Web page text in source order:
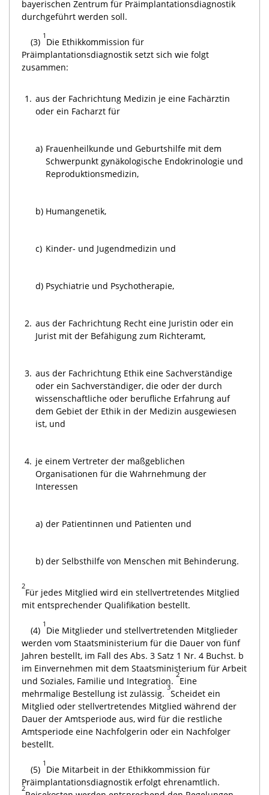
bayerischen Zentrum für Präimplantationsdiagnostik
durchgeführt werden soll.
(3)
1
Die Ethikkommission für
Präimplantationsdiagnostik setzt sich wie folgt
zusammen:
1. aus der Fachrichtung Medizin je eine Fachärztin
oder ein Facharzt für
a) Frauenheilkunde und Geburtshilfe mit dem
Schwerpunkt gynäkologische Endokrinologie und
Reproduktionsmedizin,
b) Humangenetik,
c) Kinder- und Jugendmedizin und
d) Psychiatrie und Psychotherapie,
2. aus der Fachrichtung Recht eine Juristin oder ein
Jurist mit der Befähigung zum Richteramt,
3. aus der Fachrichtung Ethik eine Sachverständige
oder ein Sachverständiger, die oder der durch
wissenschaftliche oder berufliche Erfahrung auf
dem Gebiet der Ethik in der Medizin ausgewiesen
ist, und
4. je einem Vertreter der maßgeblichen
Organisationen für die Wahrnehmung der
Interessen
a) der Patientinnen und Patienten und
b) der Selbsthilfe von Menschen mit Behinderung.
2
Für jedes Mitglied wird ein stellvertretendes Mitglied
mit entsprechender Qualifikation bestellt.
(4)
1
Die Mitglieder und stellvertretenden Mitglieder
werden vom Staatsministerium für die Dauer von fünf
Jahren bestellt, im Fall des Abs. 3 Satz 1 Nr. 4 Buchst. b
im Einvernehmen mit dem Staatsministerium für Arbeit
und Soziales, Familie und Integration.
2
Eine
mehrmalige Bestellung ist zulässig.
3
Scheidet ein
Mitglied oder stellvertretendes Mitglied während der
Dauer der Amtsperiode aus, wird für die restliche
Amtsperiode eine Nachfolgerin oder ein Nachfolger
bestellt.
(5)
1
Die Mitarbeit in der Ethikkommission für
Präimplantationsdiagnostik erfolgt ehrenamtlich.
2